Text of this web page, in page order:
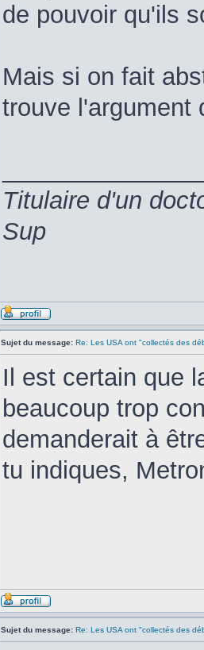
de pouvoir qu'ils
Mais si on fait
trouve l'argument
Titulaire d'un
Sup
Sujet du message: Re: Les USA ont "collectés des
Il est certain que
beaucoup trop
demanderait à
tu indiques,
Sujet du message: Re: Les USA ont "collectés des